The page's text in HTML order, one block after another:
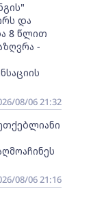
და
8 წლით
-
08/06 21:32
08/06 21:16